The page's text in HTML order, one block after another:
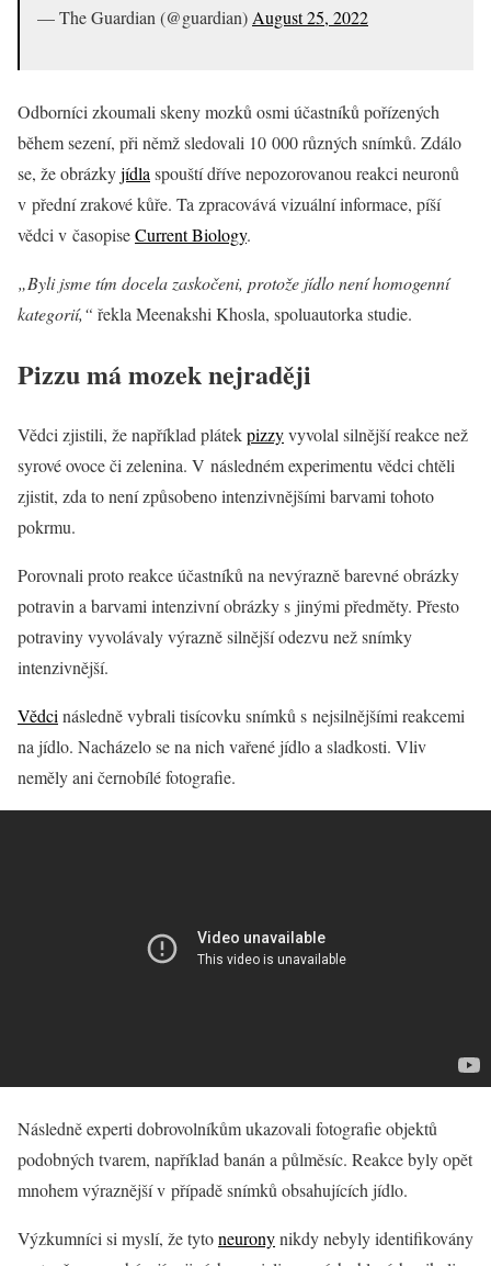
— The Guardian (@guardian)August 25, 2022
Odborníci zkoumali skeny mozků osmi účastníků pořízených
během sezení, při němž sledovali 10 000 různých snímků. Zdálo
se, že obrázkyjídlaspouští dříve nepozorovanou reakci neuronů
v přední zrakové kůře. Ta zpracovává vizuální informace, píší
vědci v časopiseCurrent Biology.
„Byli jsme tím docela zaskočeni, protože jídlo není homogenní
kategorií,“ řekla Meenakshi Khosla, spoluautorka studie.
Pizzu má mozek nejraději
Vědci zjistili, že například plátekpizzyvyvolal silnější reakce než
syrové ovoce či zelenina. V následném experimentu vědci chtěli
zjistit, zda to není způsobeno intenzivnějšími barvami tohoto
pokrmu.
Porovnali proto reakce účastníků na nevýrazně barevné obrázky
potravin a barvami intenzivní obrázky s jinými předměty. Přesto
potraviny vyvolávaly výrazně silnější odezvu než snímky
intenzivnější.
Vědcinásledně vybrali tisícovku snímků s nejsilnějšími reakcemi
na jídlo. Nacházelo se na nich vařené jídlo a sladkosti. Vliv
neměly ani černobílé fotografie.
Následně experti dobrovolníkům ukazovali fotografie objektů
podobných tvarem, například banán a půlměsíc. Reakce byly opět
mnohem výraznější v případě snímků obsahujících jídlo.
Výzkumníci si myslí, že tytoneuronynikdy nebyly identifikovány